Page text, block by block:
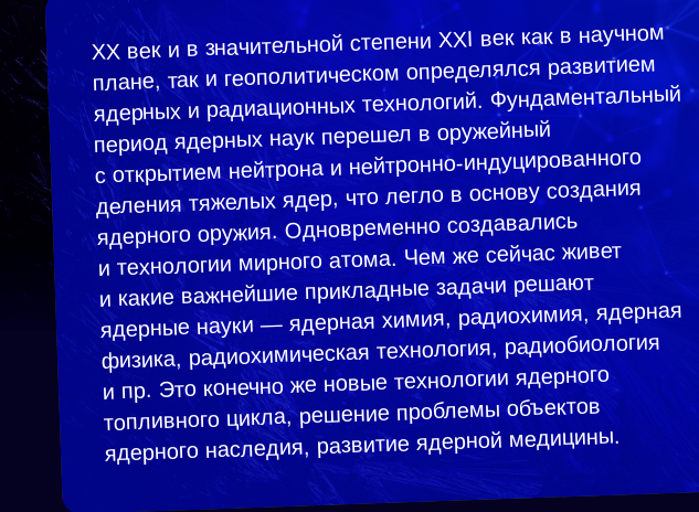
ХХ век и в значительной степени ХХI век как в научном
плане, так и геополитическом определялся развитием
ядерных и радиационных технологий. Фундаментальный
период ядерных наук перешел в оружейный
с открытием нейтрона и нейтронно-индуцированного
деления тяжелых ядер, что легло в основу создания
ядерного оружия. Одновременно создавались
и технологии мирного атома. Чем же сейчас живет
и какие важнейшие прикладные задачи решают
ядерные науки — ядерная химия, радиохимия, ядерная
физика, радиохимическая технология, радиобиология
и пр. Это конечно же новые технологии ядерного
топливного цикла, решение проблемы объектов
ядерного наследия, развитие ядерной медицины.